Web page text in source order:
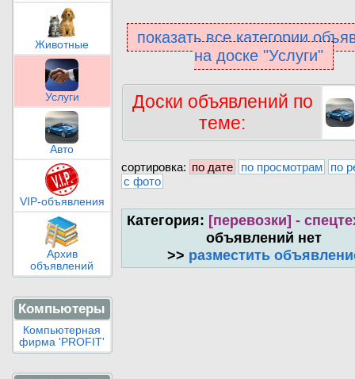
Животные
Услуги
Авто
VIP-объявления
Архив
объявлений
Компьютеры
Компьютерная
фирма 'PROFIT'
показать все категории
на доске "Услуги"
Доски объявлений по
теме:
сортировка: по дате по просмотрам
по
с фото
Категория: [перевозки] -
объявлений нет
>> разместить